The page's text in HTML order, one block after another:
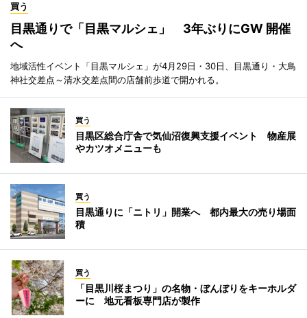
買う
目黒通りで「目黒マルシェ」 3年ぶりにGW 開催
へ
地域活性イベント「目黒マルシェ」が4月29日・30日、目黒通り・大鳥
神社交差点～清水交差点間の店舗前歩道で開かれる。
買う
目黒区総合庁舎で気仙沼復興支援イベント 物産展
やカツオメニューも
買う
目黒通りに「ニトリ」開業へ 都内最大の売り場面
積
買う
「目黒川桜まつり」の名物・ぼんぼりをキーホルダ
ーに 地元看板専門店が製作